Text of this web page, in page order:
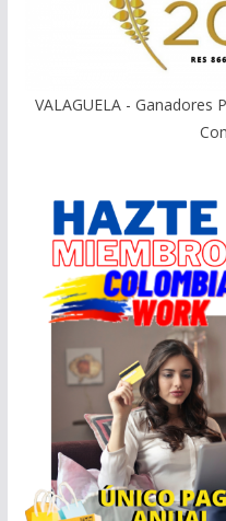
VALAGUELA -